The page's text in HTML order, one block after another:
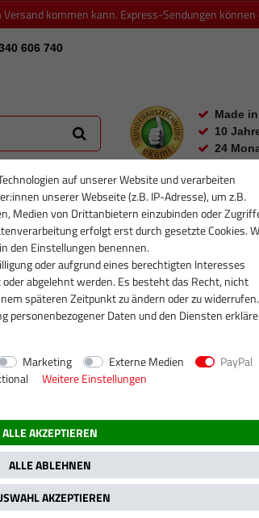
kommen kann. Express-Sendungen
606 740
Made
10
24
NEU INJEKTOREN RUMPFGRUPPEN
TURBOLADER OPEL
MOKKA 1.7 CDTI,
1.7 TD / 81 KW, 110
auf unserer Website und verarbeiten
unserer Webseite (z.B. IP-Adresse), um z.B.
Medien von Drittanbietern einzubinden oder
erfolgt erst durch gesetzte Cookies.
den Einstellungen benennen.
oder aufgrund eines berechtigten Interesses
abgelehnt werden. Es besteht das Recht, nicht
späteren Zeitpunkt zu ändern oder zu widerrufen.
personenbezogener Daten und den Diensten
Marketing Externe Medien
PayPal
Weitere Einstellungen
ALLE AKZEPTIEREN
ALLE ABLEHNEN
AKZEPTIEREN